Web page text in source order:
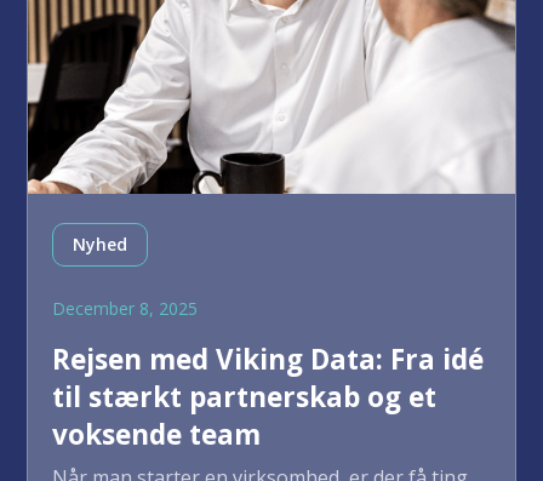
Nyhed
December 8, 2025
Rejsen med Viking Data: Fra idé
til stærkt partnerskab og et
voksende team